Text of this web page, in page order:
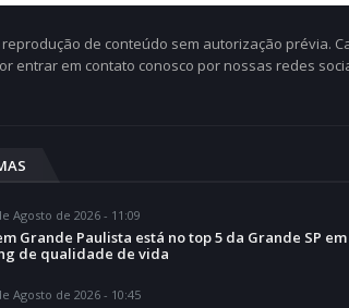
de conteúdo sem autorização prévia.
entrar em contato conosco por nossas redes
Agosto de 2026 - 11:09
Grande Paulista está no top 5 da Grande SP em
de qualidade de vida
Agosto de 2026 - 10:45